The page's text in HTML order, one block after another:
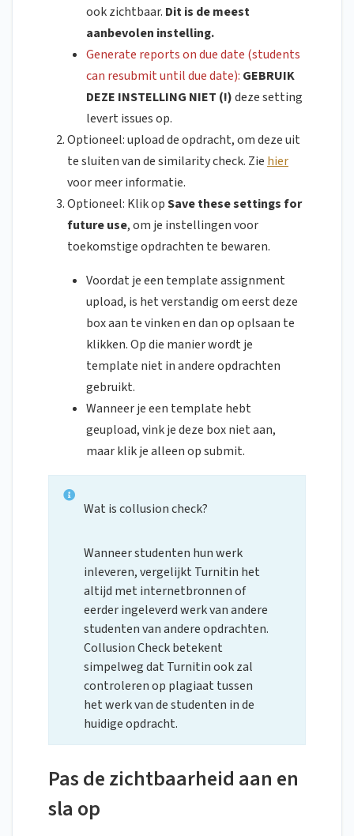
ook zichtbaar. Dit is de meest
aanbevolen instelling.
Generate reports on due date (students
can resubmit until due date): GEBRUIK
DEZE INSTELLING NIET (!)deze setting
levert issues op.
Optioneel: upload de opdracht, om deze uit
te sluiten van de similarity check. Zie hier
voor meer informatie.
Optioneel: Klik opSave these settings for
future use, om je instellingen voor
toekomstige opdrachten te bewaren.
Voordat je een template assignment
upload, is het verstandig om eerst deze
box aan te vinken en dan op oplsaan te
klikken. Op die manier wordt je
template niet in andere opdrachten
gebruikt.
Wanneer je een template hebt
geupload, vink je deze box niet aan,
maar klik je alleen op submit.
Wat is collusion check?
Wanneer studenten hun werk
inleveren, vergelijkt Turnitin het
altijd met internetbronnen of
eerder ingeleverd werk van andere
studenten van andere opdrachten.
Collusion Check betekent
simpelweg dat Turnitin ook zal
controleren op plagiaat tussen
het werk van de studenten in de
huidige opdracht.
Pas de zichtbaarheid aan en
sla op